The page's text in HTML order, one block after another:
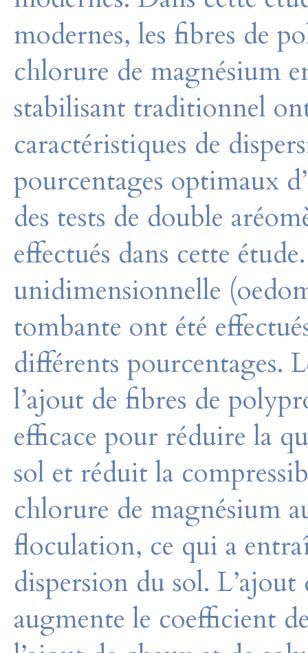
modernes, les fibres de
chlorure de magnésium
stabilisant traditionnel
caractéristiques de
pourcentages optimaux
des tests de double
effectués dans cette
unidimensionnelle
tombante ont été
différents pourcentages.
l’ajout de fibres de
efficace pour réduire la
sol et réduit la
chlorure de magnésium
floculation, ce qui a
dispersion du sol.
augmente le coefficient